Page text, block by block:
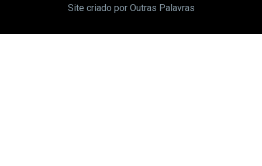
Site criado por Outras Palavras